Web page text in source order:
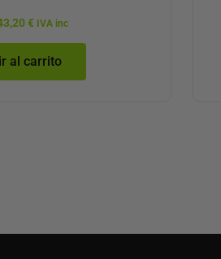
€ IVA inc
al carrito